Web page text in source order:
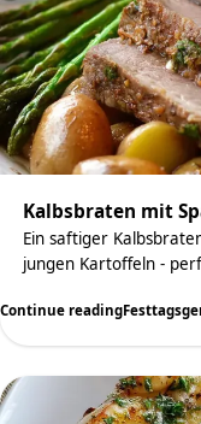
Kalbsbraten mit
Ein saftiger
jungen Kartoffeln -
Continue reading